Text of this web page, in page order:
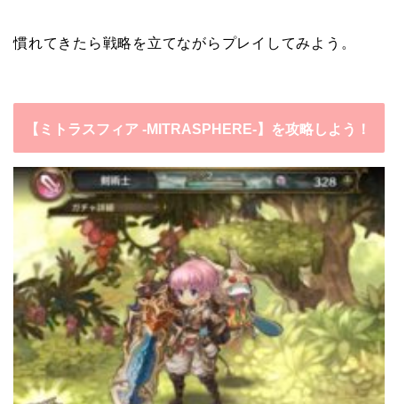
慣れてきたら戦略を立てながらプレイしてみよう。
【ミトラスフィア -MITRASPHERE-】を攻略しよう！